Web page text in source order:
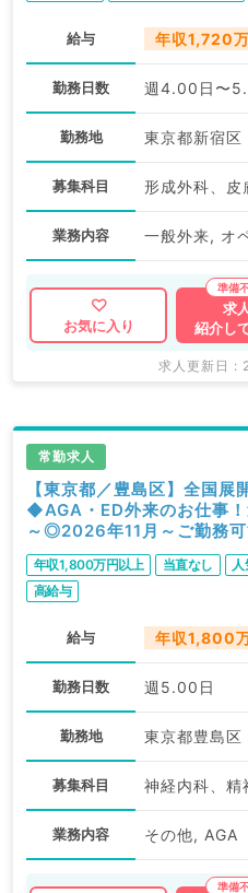
給与 年収1,720
勤務日数 週4.00日〜
勤務地 東京都新宿区
募集科目 形成外科、皮
業務内容 一般外来, オ
お気に入り
求
紹介し
求人更新日 :
常勤求人
【東京都／豊島区】全国展
◆AGA・ED外来のお仕事
～◎2026年11月～ご勤務
／常勤）
年収1,800万円以上 当直なし 人
高給与
給与 年収1,800
勤務日数 週5.00日
勤務地 東京都豊島区
募集科目
業務内容 その他, AGA